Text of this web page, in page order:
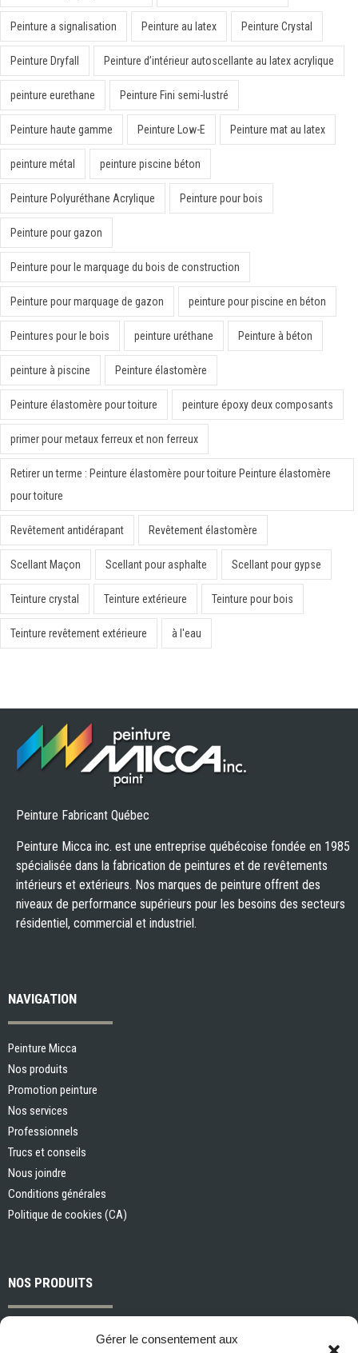
Gérer le consentement aux
Peinture a signalisation Peinture au latex Peinture Crystal
Peinture Dryfall Peinture d’intérieur autoscellante au latex acrylique
peinture eurethane Peinture Fini semi-lustré
Peinture haute gamme Peinture Low-E Peinture mat au latex
peinture métal peinture piscine béton
Peinture Polyuréthane Acrylique Peinture pour bois
Peinture pour gazon
Peinture pour le marquage du bois de construction
Peinture pour marquage de gazon peinture pour piscine en béton
Peintures pour le bois peinture uréthane Peinture à béton
peinture à piscine Peinture élastomère
Peinture élastomère pour toiture peinture époxy deux composants
primer pour metaux ferreux et non ferreux
Retirer un terme : Peinture élastomère pour toiture Peinture élastomère
pour toiture
Revêtement antidérapant Revêtement élastomère
Scellant Maçon Scellant pour asphalte Scellant pour gypse
Teinture crystal Teinture extérieure Teinture pour bois
Teinture revêtement extérieure à l'eau
Peinture Fabricant Québec
Peinture Micca inc. est une entreprise québécoise fondée en 1985
spécialisée dans la fabrication de peintures et de revêtements
intérieurs et extérieurs. Nos marques de peinture offrent des
niveaux de performance supérieurs pour les besoins des secteurs
résidentiel, commercial et industriel.
NAVIGATION
Peinture Micca
Nos produits
Promotion peinture
Nos services
Professionnels
Trucs et conseils
Nous joindre
Conditions générales
Politique de cookies (CA)
NOS PRODUITS
Peintures et apprêts d’intérieur